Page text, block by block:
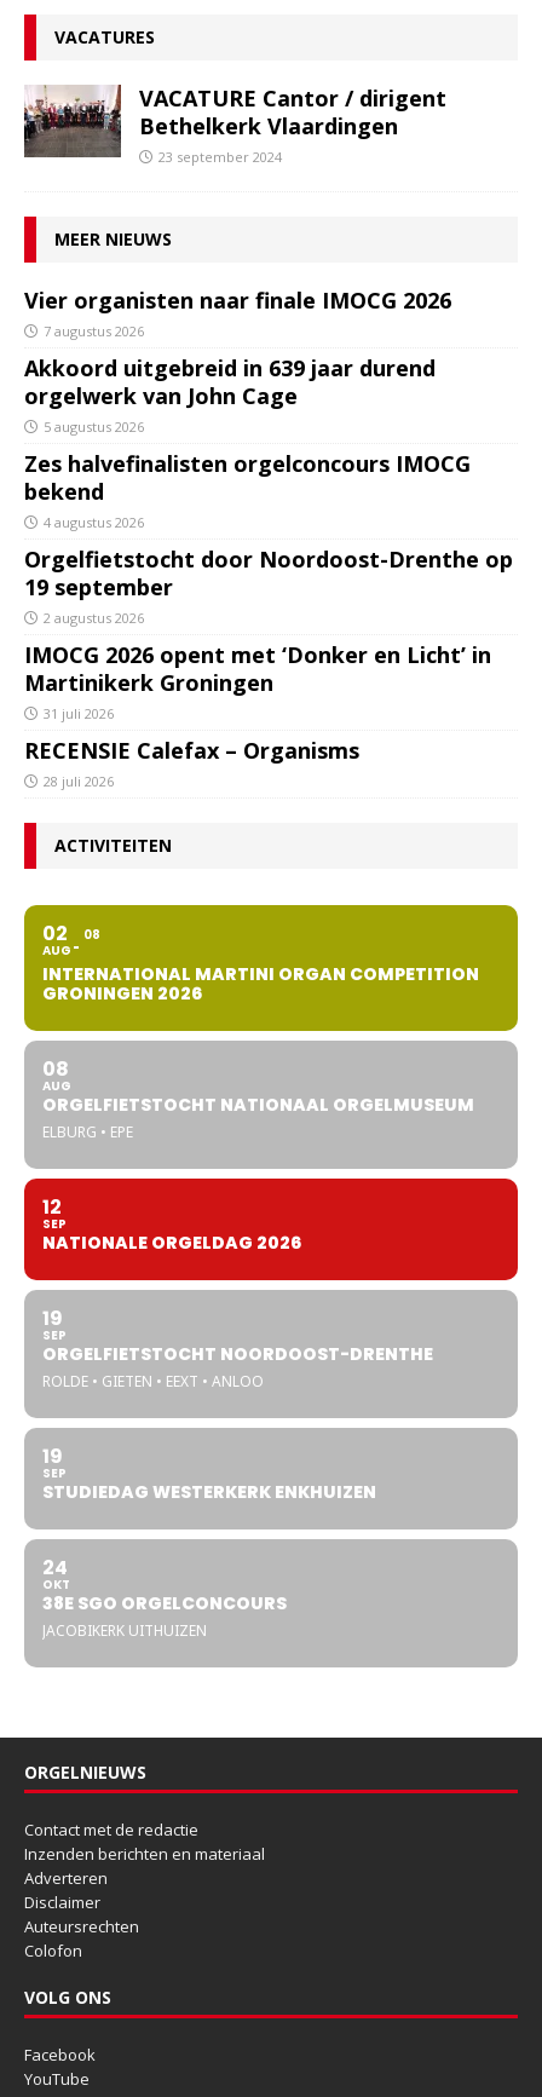
VACATURES
VACATURE Cantor / dirigent
Bethelkerk Vlaardingen
23 september 2024
MEER NIEUWS
Vier organisten naar finale IMOCG 2026
7 augustus 2026
Akkoord uitgebreid in 639 jaar durend
orgelwerk van John Cage
5 augustus 2026
Zes halvefinalisten orgelconcours IMOCG
bekend
4 augustus 2026
Orgelfietstocht door Noordoost-Drenthe op
19 september
2 augustus 2026
IMOCG 2026 opent met ‘Donker en Licht’ in
Martinikerk Groningen
31 juli 2026
RECENSIE Calefax – Organisms
28 juli 2026
ACTIVITEITEN
02
AUG
08
INTERNATIONAL MARTINI ORGAN COMPETITION
GRONINGEN 2026
08
AUG
ORGELFIETSTOCHT NATIONAAL ORGELMUSEUM
ELBURG • EPE
12
SEP
NATIONALE ORGELDAG 2026
19
SEP
ORGELFIETSTOCHT NOORDOOST-DRENTHE
ROLDE • GIETEN • EEXT • ANLOO
19
SEP
STUDIEDAG WESTERKERK ENKHUIZEN
24
OKT
38E SGO ORGELCONCOURS
JACOBIKERK UITHUIZEN
ORGELNIEUWS
Contact met de redactie
Inzenden berichten en materiaal
Adverteren
Disclaimer
Auteursrechten
Colofon
VOLG ONS
Facebook
YouTube